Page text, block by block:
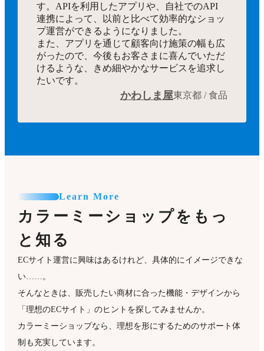
す。APIを利用したアプリや、自社でのAPI
連携によって、以前と比べて効率的なショッ
プ運営ができるようになりました。
また、アプリを通じて顧客向け施策の幅も広
がったので、今後もお客さまに喜んでいただ
けるような、きめ細やかなサービスを追求し
たいです。
かわしま屋東京都 / 食品
Learn More
カラーミーショップをもっ
と知る
ECサイト運営に興味はあるけれど、具体的にイメージできな
い……。
そんなときは、販売したい商材に合った機能・デザインから
「理想のECサイト」のヒントを探してみませんか。
カラーミーショップなら、理想を形にするためのサポート体
制も充実しています。